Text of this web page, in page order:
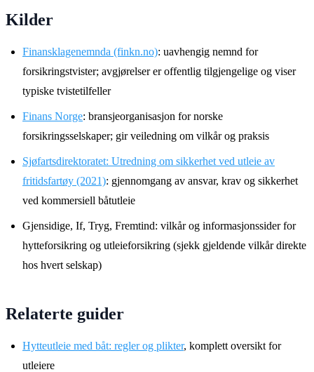
Kilder
Finansklagenemnda (finkn.no): uavhengig nemnd for
forsikringstvister; avgjørelser er offentlig tilgjengelige og viser
typiske tvistetilfeller
Finans Norge: bransjeorganisasjon for norske
forsikringsselskaper; gir veiledning om vilkår og praksis
Sjøfartsdirektoratet: Utredning om sikkerhet ved utleie av
fritidsfartøy (2021): gjennomgang av ansvar, krav og sikkerhet
ved kommersiell båtutleie
Gjensidige, If, Tryg, Fremtind: vilkår og informasjonssider for
hytteforsikring og utleieforsikring (sjekk gjeldende vilkår direkte
hos hvert selskap)
Relaterte guider
Hytteutleie med båt: regler og plikter, komplett oversikt for
utleiere